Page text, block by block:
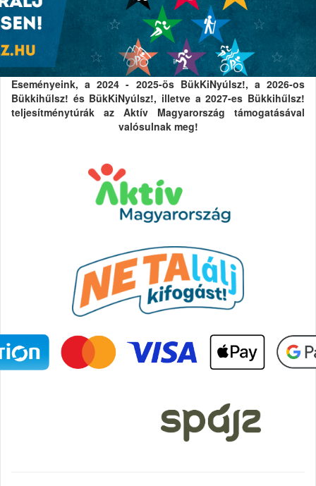
Eseményeink, a 2024 - 2025-ös BükKiNyúlsz!, a 2026-os
Bükkihűlsz! és BükKiNyúlsz!, illetve a 2027-es Bükkihűlsz!
teljesítménytúrák az Aktív Magyarország támogatásával
valósulnak meg!